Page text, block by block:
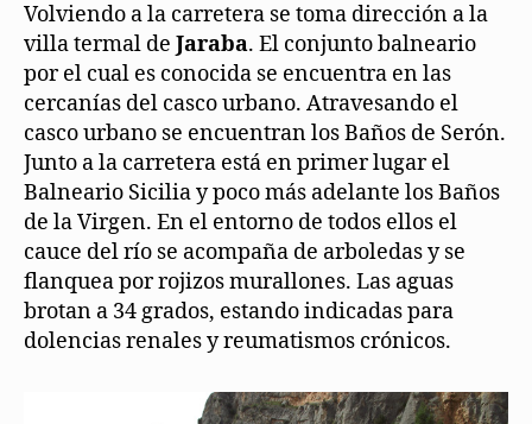
Volviendo a la carretera se toma dirección a la
villa termal de Jaraba. El conjunto balneario
por el cual es conocida se encuentra en las
cercanías del casco urbano. Atravesando el
casco urbano se encuentran los Baños de Serón.
Junto a la carretera está en primer lugar el
Balneario Sicilia y poco más adelante los Baños
de la Virgen. En el entorno de todos ellos el
cauce del río se acompaña de arboledas y se
flanquea por rojizos murallones. Las aguas
brotan a 34 grados, estando indicadas para
dolencias renales y reumatismos crónicos.